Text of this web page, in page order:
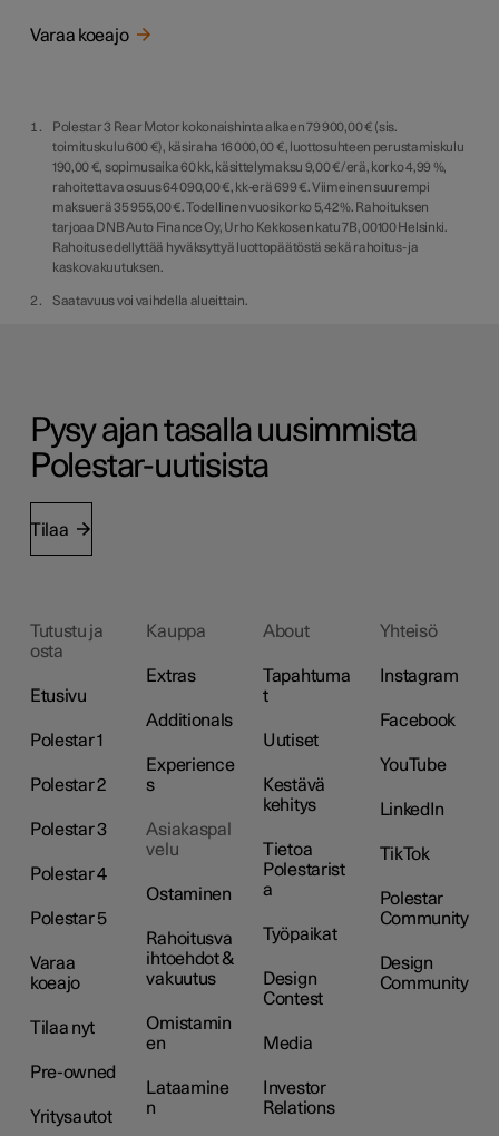
Varaa koeajo
Polestar 3 Rear Motor kokonaishinta alkaen 79 900,00 € (sis.
toimituskulu 600 €), käsiraha 16 000,00 €, luottosuhteen perustamiskulu
190,00 €, sopimusaika 60 kk, käsittelymaksu 9,00 €/erä, korko 4,99 %,
rahoitettava osuus 64 090,00 €, kk-erä 699 €. Viimeinen suurempi
maksuerä 35 955,00 €. Todellinen vuosikorko 5,42 %. Rahoituksen
tarjoaa DNB Auto Finance Oy, Urho Kekkosen katu 7B, 00100 Helsinki.
Rahoitus edellyttää hyväksyttyä luottopäätöstä sekä rahoitus- ja
kaskovakuutuksen.
Saatavuus voi vaihdella alueittain.
Pysy ajan tasalla uusimmista
Polestar-uutisista
Tilaa
Tutustu ja
osta
Etusivu
Polestar 1
Polestar 2
Polestar 3
Polestar 4
Polestar 5
Varaa
koeajo
Tilaa nyt
Pre-owned
Yritysautot
Kauppa
Extras
Additionals
Experience
s
Asiakaspal
velu
Ostaminen
Rahoitusva
ihtoehdot &
vakuutus
Omistamin
en
Lataamine
n
About
Tapahtuma
t
Uutiset
Kestävä
kehitys
Tietoa
Polestarist
a
Työpaikat
Design
Contest
Media
Investor
Relations
Yhteisö
Instagram
Facebook
YouTube
LinkedIn
TikTok
Polestar
Community
Design
Community